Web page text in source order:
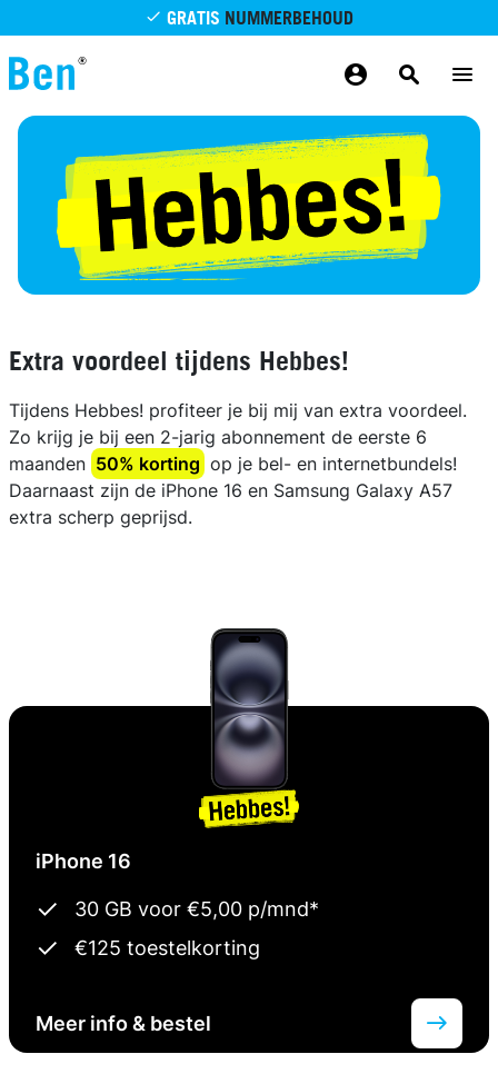
Overslaan en naar de inhoud gaan
GRATIS NUMMERBEHOUD
Extra voordeel tijdens Hebbes!
Tijdens Hebbes! profiteer je bij mij van extra voordeel.
Zo krijg je bij een 2-jarig abonnement de eerste 6
maanden 50% korting op je bel- en internetbundels!
Daarnaast zijn de iPhone 16 en Samsung Galaxy A57
extra scherp geprijsd.
iPhone 16
30 GB voor €5,00 p/mnd*
€125 toestelkorting
Meer info & bestel